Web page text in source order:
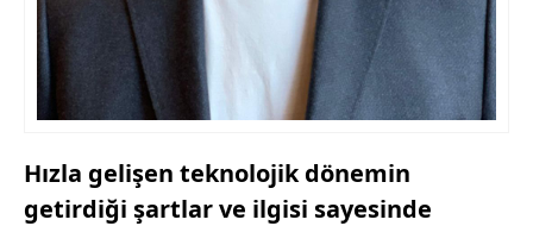
Hızla gelişen teknolojik dönemin
getirdiği şartlar ve ilgisi sayesinde